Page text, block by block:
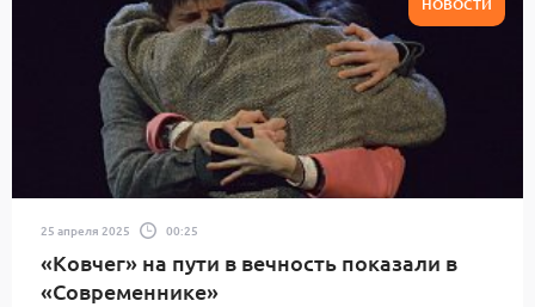
НОВОСТИ
25 апреля 2025 00:25
«Ковчег» на пути в вечность показали в
«Современнике»